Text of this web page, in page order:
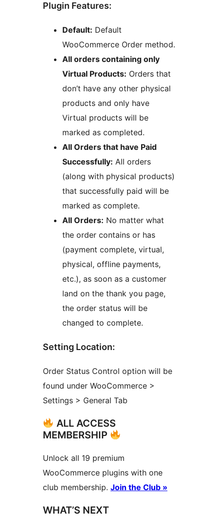
Plugin Features:
Default: Default
WooCommerce Order method.
All orders containing only
Virtual Products: Orders that
don’t have any other physical
products and only have
Virtual products will be
marked as completed.
All Orders that have Paid
Successfully: All orders
(along with physical products)
that successfully paid will be
marked as complete.
All Orders: No matter what
the order contains or has
(payment complete, virtual,
physical, offline payments,
etc.), as soon as a customer
land on the thank you page,
the order status will be
changed to complete.
Setting Location:
Order Status Control option will be
found under WooCommerce >
Settings > General Tab
ALL ACCESS
MEMBERSHIP
Unlock all 19 premium
WooCommerce plugins with one
club membership. Join the Club »
WHAT’S NEXT